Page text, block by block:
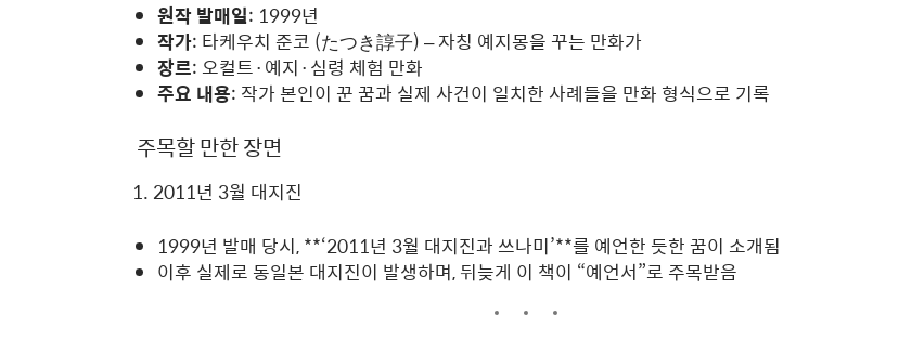
원작 발매일: 1999년
작가: 타케우치 준코 (たつき諄子) – 자칭 예지몽을 꾸는 만화가
장르: 오컬트·예지·심령 체험 만화
주요 내용: 작가 본인이 꾼 꿈과 실제 사건이 일치한 사례들을 만화 형식으로 기록
주목할 만한 장면
1. 2011년 3월 대지진
1999년 발매 당시, **‘2011년 3월 대지진과 쓰나미’**를 예언한 듯한 꿈이 소개됨
이후 실제로 동일본 대지진이 발생하며, 뒤늦게 이 책이 “예언서”로 주목받음